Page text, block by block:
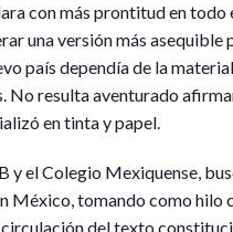
con más prontitud en
una versión más asequible
país dependía de la
No resulta aventurado
en tinta y papel.
y el Colegio Mexiquense,
tomando como hilo
del texto